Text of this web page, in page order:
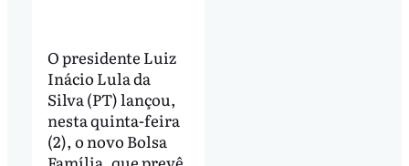
O presidente Luiz
Inácio Lula da
Silva (PT) lançou,
nesta quinta-feira
(2), o novo Bolsa